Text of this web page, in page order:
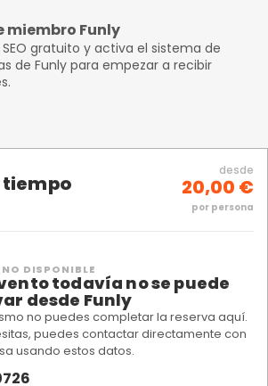
miembro Funly
gratuito y activa el sistema de
de Funly para empezar a recibir
tiempo
desde
20,00 €
por persona
NO DISPONIBLE
todavía no se puede
desde Funly
no puedes completar la reserva aquí.
puedes contactar directamente con
usando estos datos.